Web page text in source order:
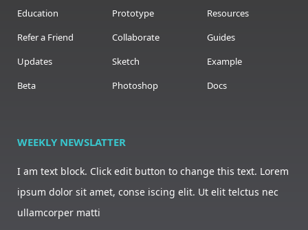
Education
Refer a Friend
Updates
Beta
Prototype
Collaborate
Sketch
Photoshop
Resources
Guides
Example
Docs
WEEKLY NEWSLATTER
I am text block. Click edit button to change this text. Lorem
ipsum dolor sit amet, conse iscing elit. Ut elit telctus nec
ullamcorper matti